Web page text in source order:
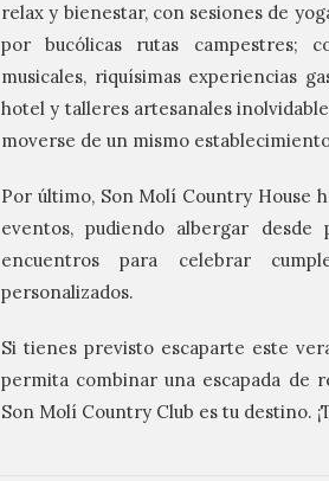
relax y bienestar, con sesiones de
por bucólicas rutas campestres;
musicales, riquísimas experiencias
hotel y talleres artesanales
moverse de un mismo
Por último, Son Molí Country House
eventos, pudiendo albergar desde
encuentros para celebrar
personalizados.
Si tienes previsto escaparte este
permita combinar una escapada de
Son Molí Country Club es tu destino.